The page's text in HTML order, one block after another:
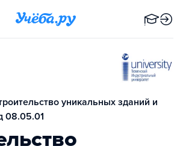
уникальных зданий и
08.05.01